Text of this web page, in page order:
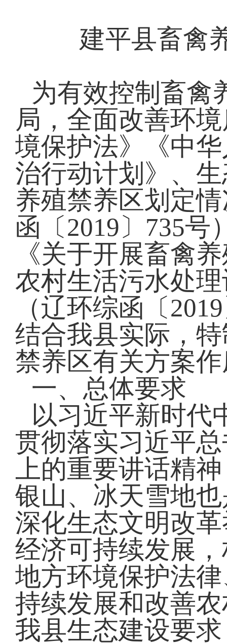
建平县畜禽
为有效控制畜禽
局，全面改善环
境保护法》《中
治行动计划》、
养殖禁养区划定
函〔2019〕735
《关于开展畜禽
农村生活污水处
（辽环综函〔
结合我县实际，
禁养区有关方案
一、总体要求
以习近平新时代
贯彻落实习近平
上的重要讲话精
银山、冰天雪地
深化生态文明改
经济可持续发展
地方环境保护法
持续发展和改善
我县生态建设要